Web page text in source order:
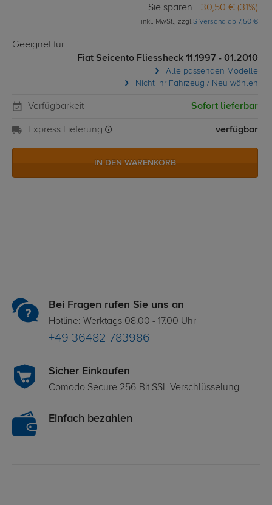
Sie sparen 30,50 € (31%)
inkl. MwSt., zzgl.S Versand ab 7,50 €
Geeignet für
Fiat Seicento Fliessheck 11.1997 - 01.2010
Alle passenden Modelle
Nicht Ihr Fahrzeug / Neu wählen
Verfügbarkeit Sofort lieferbar
Express Lieferung verfügbar
IN DEN WARENKORB
Bei Fragen rufen Sie uns an
Hotline: Werktags 08.00 - 17.00 Uhr
+49 36482 783986
Sicher Einkaufen
Comodo Secure 256-Bit SSL-Verschlüsselung
Einfach bezahlen